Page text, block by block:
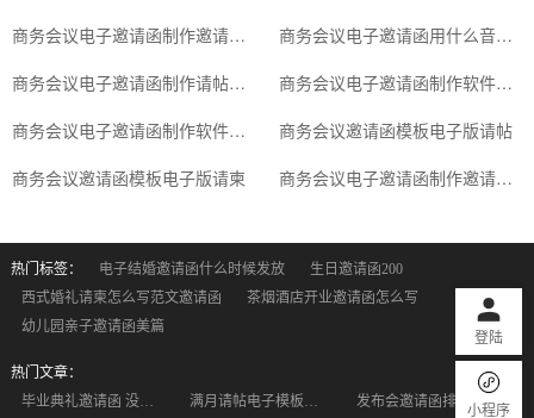
登陆
小程序
商务会议电子邀请函制作邀请卡图片
商务会议电子邀请函用什么音乐合适
商务会议电子邀请函制作请帖的软件
商务会议电子邀请函制作软件下载
商务会议电子邀请函制作软件请柬
商务会议邀请函模板电子版请帖
商务会议邀请函模板电子版请柬
商务会议电子邀请函制作邀请函图片
热门标签： 电子结婚邀请函什么时候发放
生日邀请函200
西式婚礼请柬怎么写范文邀请函
茶烟酒店开业邀请函怎么写
幼儿园亲子邀请函美篇
热门文章：
毕业典礼邀请函 没有设计功底也可以制作邀请函
发布会邀请函排版杂乱？智能布局一键搞定，工整又高级